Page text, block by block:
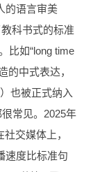
的语言审美
科书式的标准
比如“long time
的中式表达，
也被正式纳入
常见。2025年
交媒体上，
速度比标准句